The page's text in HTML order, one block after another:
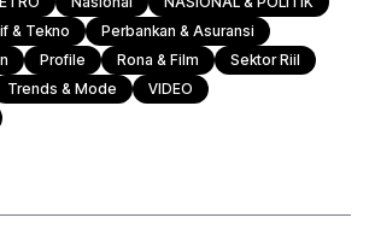
& Tekno
Perbankan & Asuransi
Profile Rona & Film
Sektor Riil
Trends & Mode
VIDEO